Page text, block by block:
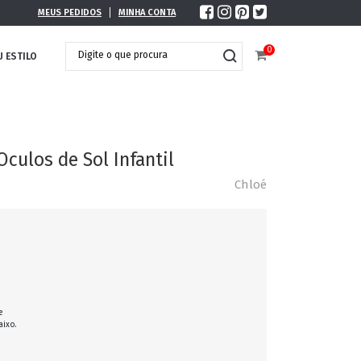
MEUS PEDIDOS MINHA CONTA
ESTILO
0
de Sol Infantil
Chloé